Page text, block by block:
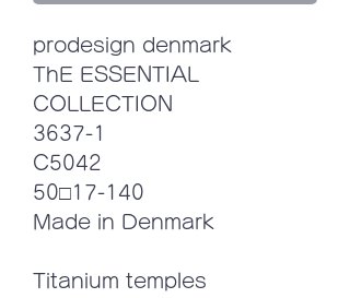
prodesign denmark
ThE ESSENTIAL
COLLECTION
3637-1
C5042
50□17-140
Made in Denmark
Titanium temples